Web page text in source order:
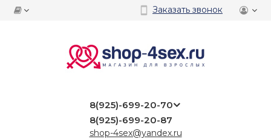
Заказать звонок
8(925)-699-20-70
8(925)-699-20-87
shop-4sex@yandex.ru